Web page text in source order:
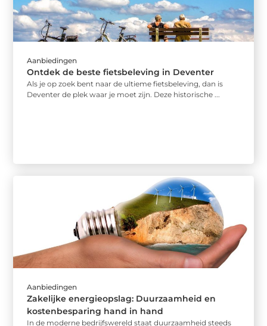
Aanbiedingen
Ontdek de beste fietsbeleving in Deventer
Als je op zoek bent naar de ultieme fietsbeleving, dan is
Deventer de plek waar je moet zijn. Deze historische ...
Aanbiedingen
Zakelijke energieopslag: Duurzaamheid en
kostenbesparing hand in hand
In de moderne bedrijfswereld staat duurzaamheid steeds